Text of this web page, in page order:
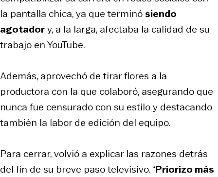
la pantalla chica, ya que terminósiendo
agotadory, a la larga, afectaba la calidad de su
trabajo en YouTube.
Además, aprovechó de tirar flores a la
productora con la que colaboró, asegurando que
nunca fue censurado con su estilo y destacando
también la labor de edición del equipo.
Para cerrar, volvió a explicar las razones detrás
del fin de su breve paso televisivo. “Priorizo más